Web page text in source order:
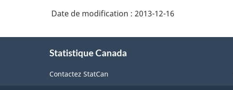
Date de modification : 2013-12-16
Statistique Canada
Contactez StatCan